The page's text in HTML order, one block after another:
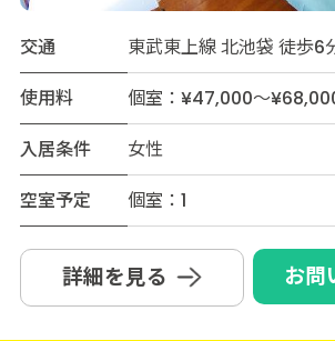
交通
東武東上線 北池袋 徒歩6
使用料
個室：¥47,000～
入居条件
女性
空室予定
個室：1
詳細を見る お問